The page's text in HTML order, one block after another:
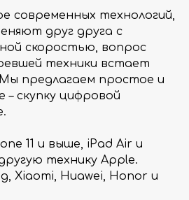
современных технологий,
друг друга с
скоростью, вопрос
техники встает
предлагаем простое и
– скупку цифровой
11 и выше, iPad Air и
технику Apple.
Xiaomi, Huawei, Honor и